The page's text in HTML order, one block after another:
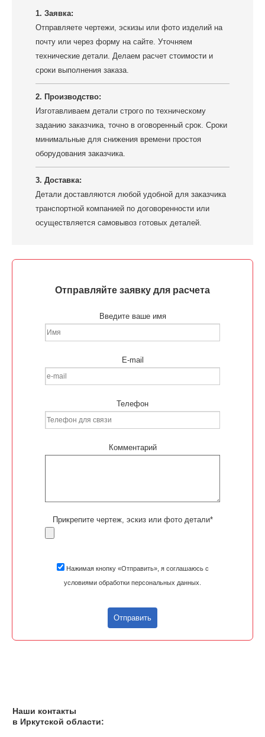
1. Заявка:
Отправляете чертежи, эскизы или фото изделий на
почту или через форму на сайте. Уточняем
технические детали. Делаем расчет стоимости и
сроки выполнения заказа.
2. Производство:
Изготавливаем детали строго по техническому
заданию заказчика, точно в оговоренный срок. Сроки
минимальные для снижения времени простоя
оборудования заказчика.
3. Доставка:
Детали доставляются любой удобной для заказчика
транспортной компанией по договоренности или
осуществляется самовывоз готовых деталей.
Отправляйте заявку для расчета
Введите ваше имя
E-mail
Телефон
Комментарий
Прикрепите чертеж, эскиз или фото детали*
Нажимая кнопку «Отправить», я соглашаюсь с
условиями обработки персональных данных.
Отправить
Наши контакты
в Иркутской области: